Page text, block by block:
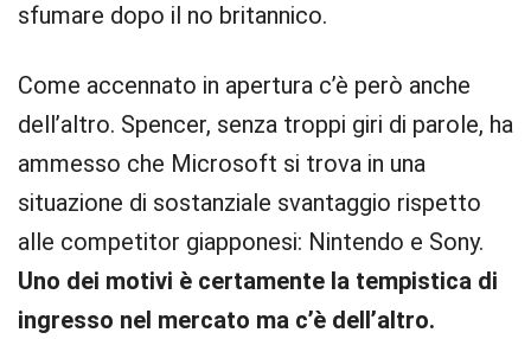
sfumare dopo il no britannico.
Come accennato in apertura c’è però anche
dell’altro. Spencer, senza troppi giri di parole, ha
ammesso che Microsoft si trova in una
situazione di sostanziale svantaggio rispetto
alle competitor giapponesi: Nintendo e Sony.
Uno dei motivi è certamente la tempistica di
ingresso nel mercato ma c’è dell’altro.